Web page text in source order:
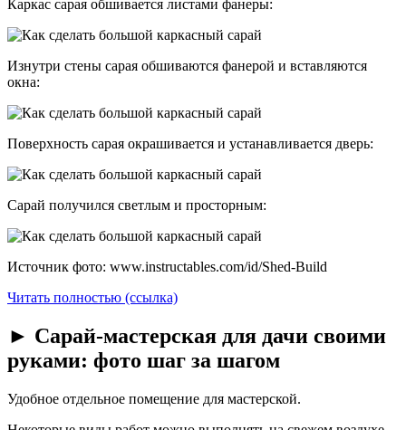
Каркас сарая обшивается листами фанеры:
Изнутри стены сарая обшиваются фанерой и вставляются
окна:
Поверхность сарая окрашивается и устанавливается дверь:
Сарай получился светлым и просторным:
Источник фото: www.instructables.com/id/Shed-Build
Читать полностью (ссылка)
► Сарай-мастерская для дачи своими
руками: фото шаг за шагом
Удобное отдельное помещение для мастерской.